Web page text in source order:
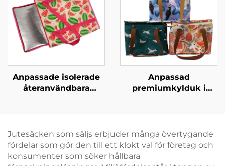
Anpassade isolerade
återanvändbara
företagsmärkning,
evenemang och
kampanjer
Anpassad
premiumkylduk i
fågel- och
blommormotiv
Jutesäcken som säljs erbjuder många övertygande
fördelar som gör den till ett klokt val för företag och
konsumenter som söker hållbara